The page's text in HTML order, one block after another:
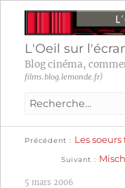
L'Oeil sur
Blog cinéma,
films.blog.lemonde.fr)
Recherche
:
Navigation
Précédent Les
Suivant
5 mars 2006